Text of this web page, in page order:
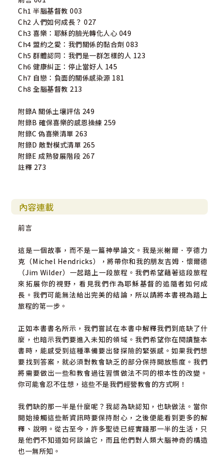
Ch1 半腦基督教 003
Ch2 人們如何成長？ 027
Ch3 喜樂：耶穌的臉光轉化人心 049
Ch4 盟約之愛：我們關係的黏合劑 083
Ch5 群體認同：我們是一群怎樣的人 123
Ch6 健康糾正：停止當好人 145
Ch7 自戀：負面的關係感染源 181
Ch8 全腦基督教 213
附錄A 關係土壤評估 249
附錄B 確保喜樂的感恩操練 259
附錄C 偽喜樂清單 263
附錄D 敵對模式清單 265
附錄E 成熟發展階段 267
註釋 273
內容連載
前言
這是一個故事，而不是一篇神學論文。我是米榭爾．亨德力
克（Michel Hendricks），將帶你和我的朋友吉姆．懷爾德
（Jim Wilder）一起踏上一段旅程。我們希望藉著這段旅程
來拓展你的視野，看見我們作為耶穌基督的追隨者如何成
長。我們可能無法給出完美的結論，所以請將本書視為踏上
旅程的第一步。
正如本書書名所示，我們嘗試在本書中解釋我們到底缺了什
麼，也暗示我們要進入未知的領域。我們希望你在閱讀整本
書時，能感受到這種準備要出發探險的緊張感。如果我們想
要找到答案，就必須對教會缺乏的部分保持開放態度。我們
將需要做出一些和教會過往習慣做法不同的根本性的改變。
你可能會忍不住想，這些不是我們經營教會的方式啊！
我們缺的那一半是什麼呢？我認為缺認知，也缺做法。當你
開始接觸這些新資訊時要保持耐心，之後便能看到更多的解
釋、說明。從古至今，許多聖徒已經實踐那一半的生活，只
是他們不知道如何談論它，而且他們對人類大腦神奇的構造
也一無所知。